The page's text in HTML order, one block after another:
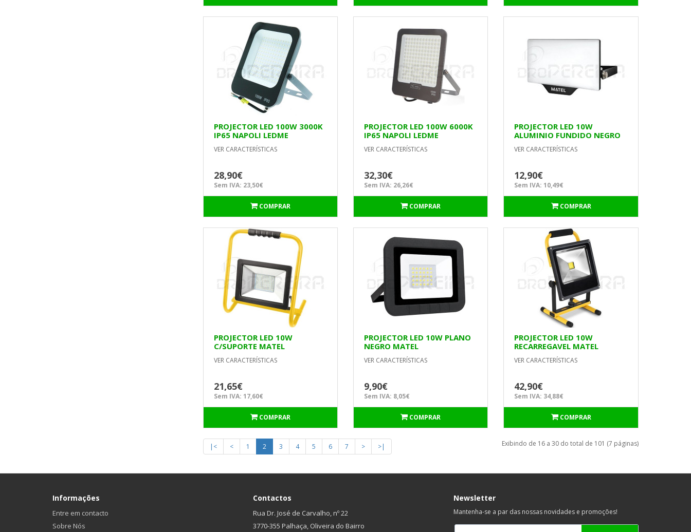
PROJECTOR LED 100W 3000K
IP65 NAPOLI LEDME
VER CARACTERÍSTICAS
28,90€
Sem IVA: 23,50€
COMPRAR
PROJECTOR LED 100W 6000K
IP65 NAPOLI LEDME
VER CARACTERÍSTICAS
32,30€
Sem IVA: 26,26€
COMPRAR
PROJECTOR LED 10W
ALUMINIO FUNDIDO NEGRO
MATEL 26660
VER CARACTERÍSTICAS
12,90€
Sem IVA: 10,49€
COMPRAR
PROJECTOR LED 10W
C/SUPORTE MATEL
VER CARACTERÍSTICAS
21,65€
Sem IVA: 17,60€
COMPRAR
PROJECTOR LED 10W PLANO
NEGRO MATEL
VER CARACTERÍSTICAS
9,90€
Sem IVA: 8,05€
COMPRAR
PROJECTOR LED 10W
RECARREGAVEL MATEL
VER CARACTERÍSTICAS
42,90€
Sem IVA: 34,88€
COMPRAR
|< < 1 2 3 4 5 6 7 > >| Exibindo de 16 a 30 do total de 101 (7 páginas)
Informações
Entre em contacto
Sobre Nós
Contactos
Rua Dr. José de Carvalho, nº 22
3770-355 Palhaça, Oliveira do Bairro
Newsletter
Mantenha-se a par das nossas novidades e promoções!